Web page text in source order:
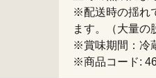
※配送時の揺れ
ます。（大量の
※賞味期間：冷
※商品コード: